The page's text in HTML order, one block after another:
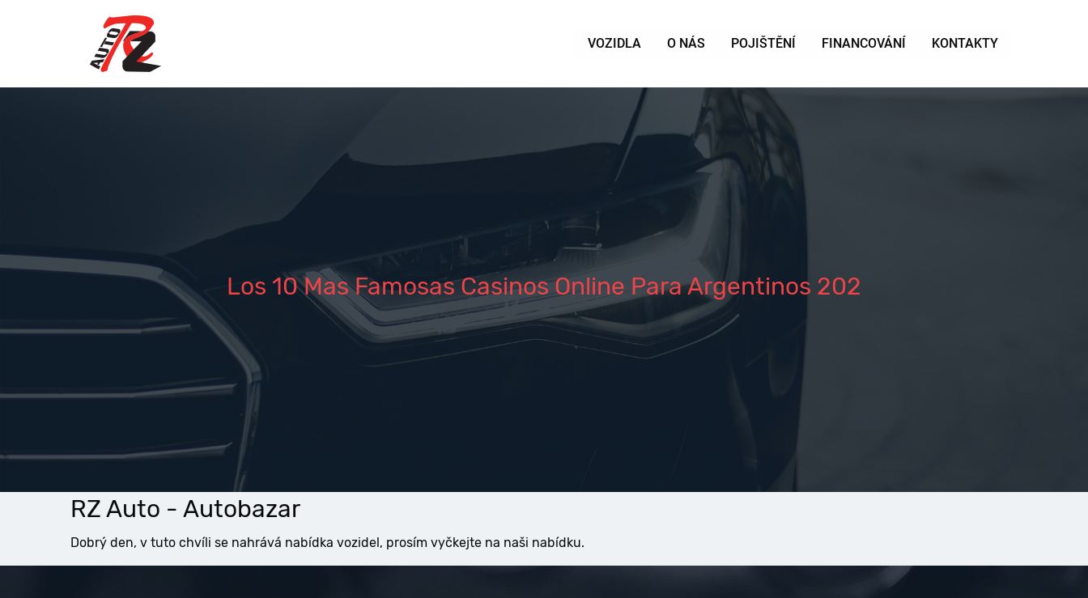
VOZIDLA O NÁS POJIŠTĚNÍ FINANCOVÁNÍ KONTAKTY
Los 10 Mas Famosas Casinos Online Para Argentinos 202
RZ Auto - Autobazar
Dobrý den, v tuto chvíli se nahrává nabídka vozidel, prosím vyčkejte na naši nabídku.